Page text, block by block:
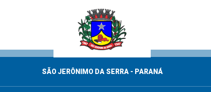
SÃO JERÔNIMO DA SERRA - PARANÁ